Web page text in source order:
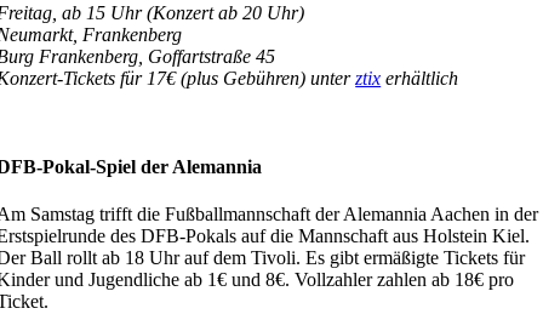
ab 15 Uhr (Konzert ab 20 Uhr)
Frankenberg
Frankenberg, Goffartstraße 45
Tickets für 17€ (plus Gebühren) unterztix erhältlich
Pokal-Spiel der Alemannia
Samstag trifft die Fußballmannschaft der Alemannia Aachen in der
des DFB-Pokals auf die Mannschaft aus Holstein Kiel.
Ball rollt ab 18 Uhr auf dem Tivoli. Es gibt ermäßigte Tickets für
und Jugendliche ab 1€ und 8€. Vollzahler zahlen ab 18€ pro